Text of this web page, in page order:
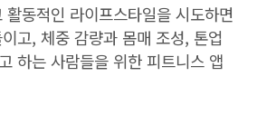
동적인 라이프스타일을 시도하면
고, 체중 감량과 몸매 조성, 톤업
하는 사람들을 위한 피트니스 앱